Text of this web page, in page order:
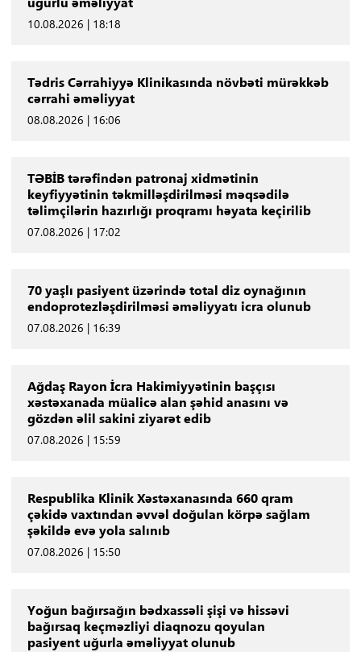
10.08.2026 | 18:18
Tədris Cərrahiyyə Klinikasında növbəti mürəkkəb
cərrahi əməliyyat
08.08.2026 | 16:06
TƏBİB tərəfindən patronaj xidmətinin
keyfiyyətinin təkmilləşdirilməsi məqsədilə
təlimçilərin hazırlığı proqramı həyata keçirilib
07.08.2026 | 17:02
70 yaşlı pasiyent üzərində total diz oynağının
endoprotezləşdirilməsi əməliyyatı icra olunub
07.08.2026 | 16:39
Ağdaş Rayon İcra Hakimiyyətinin başçısı
xəstəxanada müalicə alan şəhid anasını və
gözdən əlil sakini ziyarət edib
07.08.2026 | 15:59
Respublika Klinik Xəstəxanasında 660 qram
çəkidə vaxtından əvvəl doğulan körpə sağlam
şəkildə evə yola salınıb
07.08.2026 | 15:50
Yoğun bağırsağın bədxassəli şişi və hissəvi
bağırsaq keçməzliyi diaqnozu qoyulan
pasiyent uğurla əməliyyat olunub